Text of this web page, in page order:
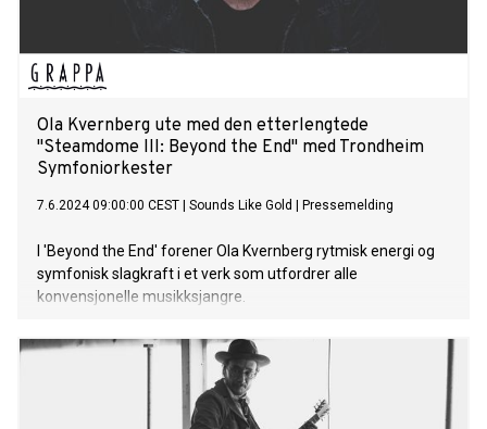
Ola Kvernberg ute med den etterlengtede
"Steamdome III: Beyond the End" med Trondheim
Symfoniorkester
7.6.2024 09:00:00 CEST Sounds Like Gold Pressemelding
I 'Beyond the End' forener Ola Kvernberg rytmisk energi og
symfonisk slagkraft i et verk som utfordrer alle
konvensjonelle musikksjangre.